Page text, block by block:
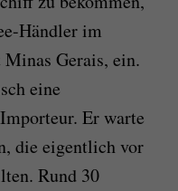
Händler im
Gerais, ein.
eine
Er warte
die eigentlich vor
Rund 30